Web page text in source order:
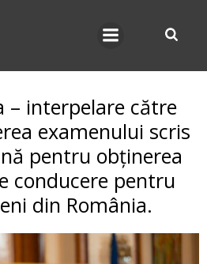
– interpelare către
examenului scris
pentru obținerea
conducere pentru
din România.